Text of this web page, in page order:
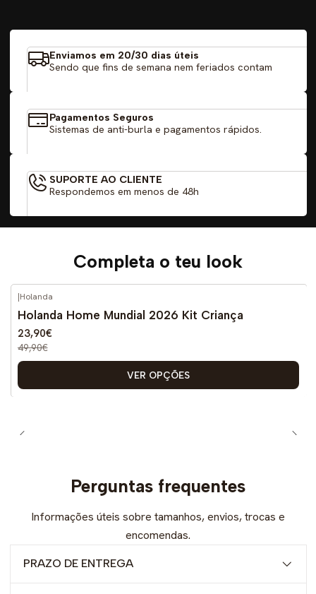
Enviamos em 20/30 dias úteis
Sendo que fins de semana nem feriados contam
Pagamentos Seguros
Sistemas de anti-burla e pagamentos rápidos.
SUPORTE AO CLIENTE
Respondemos em menos de 48h
Completa o teu look
-52%DESCONTO
|Holanda
Holanda Home Mundial 2026 Kit Criança
23,90€
49,90€
VER OPÇÕES
Perguntas frequentes
Informações úteis sobre tamanhos, envios, trocas e
encomendas.
PRAZO DE ENTREGA